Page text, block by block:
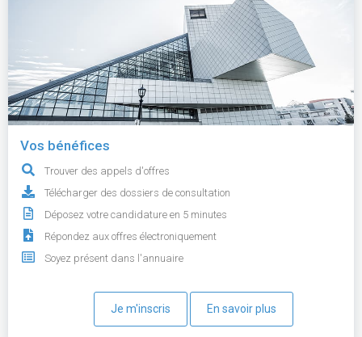
Vos bénéfices
Trouver des appels d'offres
Télécharger des dossiers de consultation
Déposez votre candidature en 5 minutes
Répondez aux offres électroniquement
Soyez présent dans l'annuaire
Je m'inscris En savoir plus